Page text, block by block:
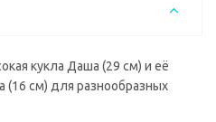
кукла Даша (29 см) и её
см) для разнообразных